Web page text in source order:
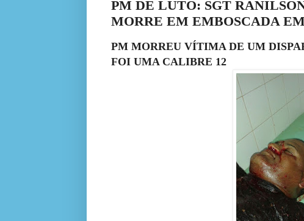
PM DE LUTO: SGT
MORRE EM EMBOSCADA
PM MORREU VÍTIMA DE UM
FOI UMA CALIBRE 12